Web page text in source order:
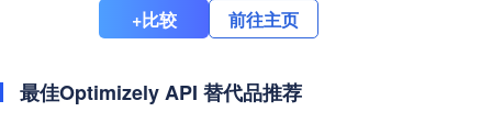
+比较 前往主页
最佳Optimizely API 替代品推荐